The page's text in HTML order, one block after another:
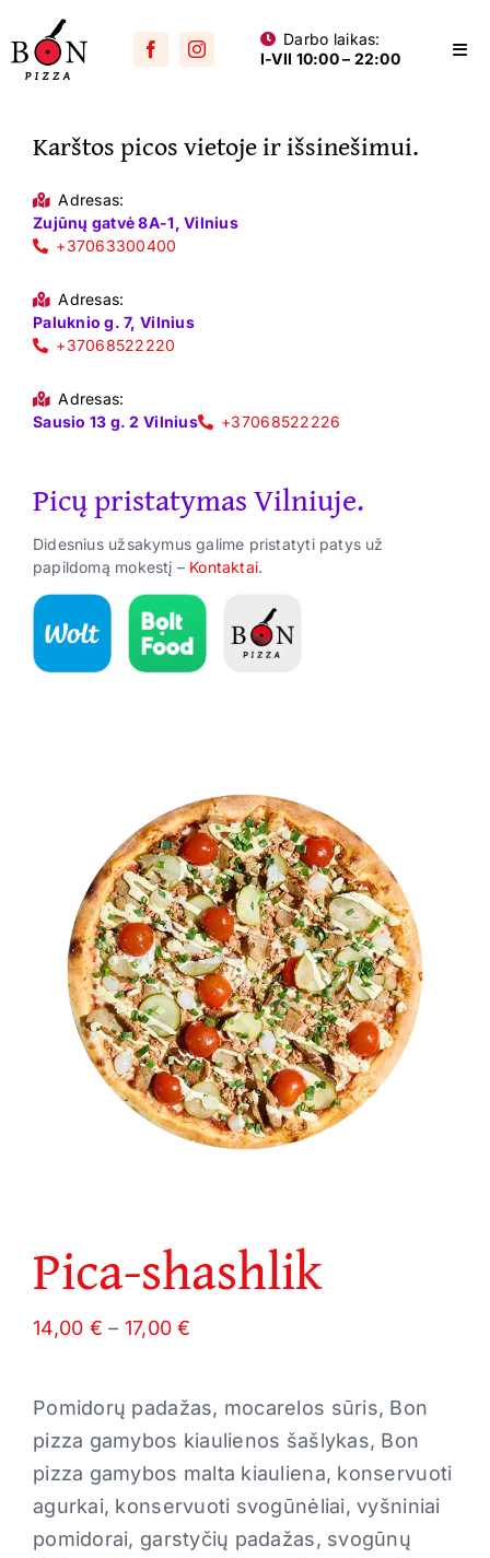
to
content
Darbo laikas:
I-VII 10:00 – 22:00
Su mėsa
Užkandžiai
Karštos picos vietoje ir išsinešimui.
Adresas:
Zujūnų gatvė 8A-1, Vilnius
+37063300400
Adresas:
Paluknio g. 7, Vilnius
+37068522220
Adresas:
Sausio 13 g. 2 Vilnius
+37068522226
Picų pristatymas Vilniuje.
Didesnius užsakymus galime pristatyti patys už
papildomą mokestį – Kontaktai.
Pica-shashlik
14,00 € – 17,00€
through
Pomidorų padažas, mocarelos sūris, Bon
pizza gamybos kiaulienos šašlykas, Bon
pizza gamybos malta kiauliena, konservuoti
agurkai, konservuoti svogūnėliai, vyšniniai
pomidorai, garstyčių padažas, svogūnų